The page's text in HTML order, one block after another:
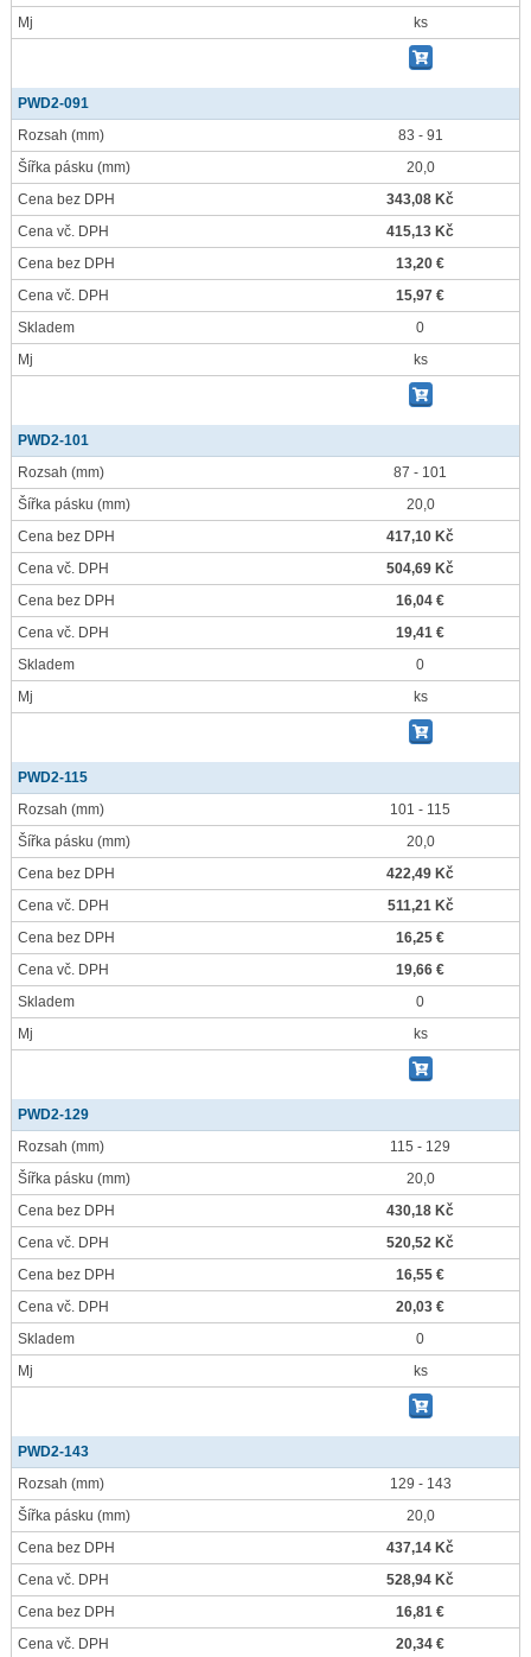
Mj
ks
PWD2-091
Rozsah (mm)
83 - 91
Šířka pásku (mm)
20,0
Cena bez DPH
343,08 Kč
Cena vč. DPH
415,13 Kč
Cena bez DPH
13,20 €
Cena vč. DPH
15,97 €
Skladem
0
Mj
ks
PWD2-101
Rozsah (mm)
87 - 101
Šířka pásku (mm)
20,0
Cena bez DPH
417,10 Kč
Cena vč. DPH
504,69 Kč
Cena bez DPH
16,04 €
Cena vč. DPH
19,41 €
Skladem
0
Mj
ks
PWD2-115
Rozsah (mm)
101 - 115
Šířka pásku (mm)
20,0
Cena bez DPH
422,49 Kč
Cena vč. DPH
511,21 Kč
Cena bez DPH
16,25 €
Cena vč. DPH
19,66 €
Skladem
0
Mj
ks
PWD2-129
Rozsah (mm)
115 - 129
Šířka pásku (mm)
20,0
Cena bez DPH
430,18 Kč
Cena vč. DPH
520,52 Kč
Cena bez DPH
16,55 €
Cena vč. DPH
20,03 €
Skladem
0
Mj
ks
PWD2-143
Rozsah (mm)
129 - 143
Šířka pásku (mm)
20,0
Cena bez DPH
437,14 Kč
Cena vč. DPH
528,94 Kč
Cena bez DPH
16,81 €
Cena vč. DPH
20,34 €